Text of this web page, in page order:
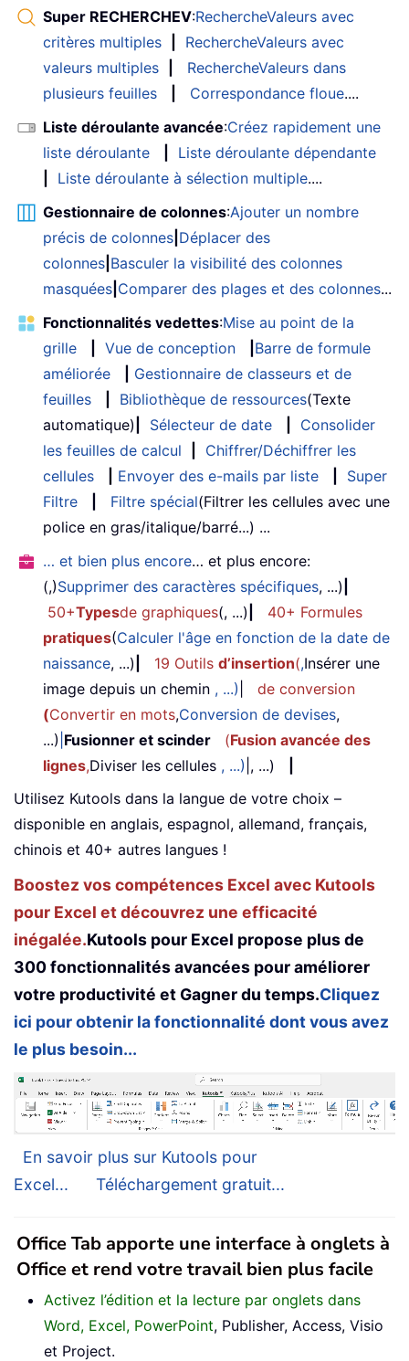
Super RECHERCHEV:RechercheValeurs avec
critères multiples
RechercheValeurs avec
valeurs multiples
RechercheValeurs dans
plusieurs feuilles
Correspondance floue....
Liste déroulante avancée:Créez rapidement une
liste déroulante
Liste déroulante dépendante
Liste déroulante à sélection multiple....
Gestionnaire de colonnes:Ajouter un nombre
précis de colonnes Déplacer des
colonnes Basculer la visibilité des colonnes
masquées Comparer des plages et des colonnes...
Fonctionnalités vedettes:Mise au point de la
grille
Vue de conception
Barre de formule
améliorée
Gestionnaire de classeurs et de
feuilles
Bibliothèque de ressources(Texte
automatique)
Sélecteur de date
Consolider
les feuilles de calcul
Chiffrer/Déchiffrer les
cellules
Envoyer des e-mails par liste
Super
Filtre
Filtre spécial(Filtrer les cellules avec une
police en gras/italique/barré...) ...
… et bien plus encore… et plus encore:
(,)Supprimer des caractères spécifiques, ...)
50+Typesde graphiques(, ...)
40+ Formules
pratiques(Calculer l'âge en fonction de la date de
naissance, ...) 19 Outils d’insertion(,Insérer une
image depuis un chemin , ...)
de conversion
(Convertir en mots,Conversion de devises,
...) Fusionner et scinder (Fusion avancée des
lignes,Diviser les cellules , ...) |, ...)
Utilisez Kutools dans la langue de votre choix –
disponible en anglais, espagnol, allemand, français,
chinois et 40+ autres langues !
Boostez vos compétences Excel avec Kutools
pour Excel et découvrez une efficacité
inégalée.Kutools pour Excel propose plus de
300 fonctionnalités avancées pour améliorer
votre productivité et Gagner du temps.Cliquez
ici pour obtenir la fonctionnalité dont vous avez
le plus besoin...
En savoir plus sur Kutools pour
Excel...
Téléchargement gratuit...
Office Tab apporte une interface à onglets à
Office et rend votre travail bien plus facile
Activez l’édition et la lecture par onglets dans
Word, Excel, PowerPoint, Publisher, Access, Visio
et Project.